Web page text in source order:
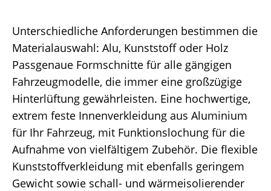
Unterschiedliche Anforderungen bestimmen die
Materialauswahl: Alu, Kunststoff oder Holz
Passgenaue Formschnitte für alle gängigen
Fahrzeugmodelle, die immer eine großzügige
Hinterlüftung gewährleisten. Eine hochwertige,
extrem feste Innenverkleidung aus Aluminium
für Ihr Fahrzeug, mit Funktionslochung für die
Aufnahme von vielfältigem Zubehör. Die flexible
Kunststoffverkleidung mit ebenfalls geringem
Gewicht sowie schall- und wärmeisolierender